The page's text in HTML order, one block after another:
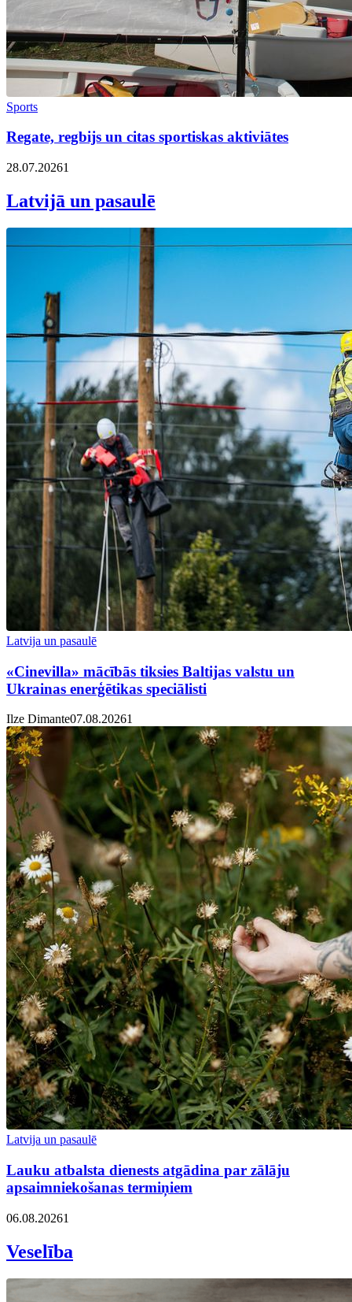
Sports
Regate, regbijs un citas sportiskas aktiviātes
28.07.20261
Latvijā un pasaulē
Latvija un pasaulē
«Cinevilla» mācībās tiksies Baltijas valstu un
Ukrainas enerģētikas speciālisti
Ilze Dimante07.08.20261
Latvija un pasaulē
Lauku atbalsta dienests atgādina par zālāju
apsaimniekošanas termiņiem
06.08.20261
Veselība